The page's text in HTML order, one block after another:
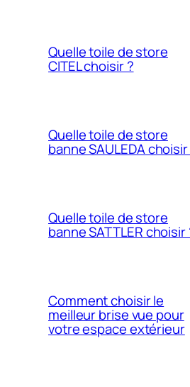
Quelle toile de store
CITEL choisir ?
Quelle toile de store
banne SAULEDA choisir
Quelle toile de store
banne SATTLER choisir
Comment choisir le
meilleur brise vue pour
votre espace extérieur